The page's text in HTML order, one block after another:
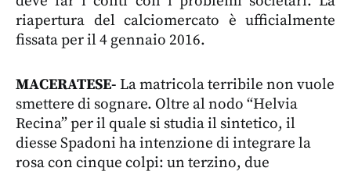
riapertura del calciomercato è ufficialmente
fissata per il 4 gennaio 2016.
MACERATESE- La matricola terribile non vuole
smettere di sognare. Oltre al nodo “Helvia
Recina” per il quale si studia il sintetico, il
diesse Spadoni ha intenzione di integrare la
rosa con cinque colpi: un terzino, due